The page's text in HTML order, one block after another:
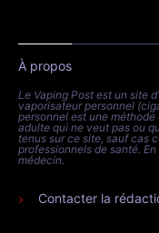
À propos
Le Vaping Post est un site
vaporisateur personnel
personnel est une
adulte qui ne veut pas ou
tenus sur ce site, sauf cas
professionnels de santé.
médecin.
Contacter la